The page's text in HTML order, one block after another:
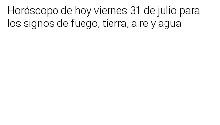
Horóscopo de hoy viernes 31 de julio para
los signos de fuego, tierra, aire y agua